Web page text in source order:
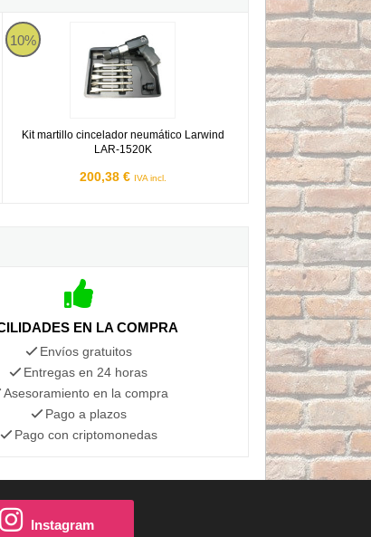
10%
Kit martillo cincelador neumático Larwind
LAR-1520K
200,38 € IVA incl.
Larwind LAR-1520K
EN LA COMPRA
Envíos gratuitos
Entregas en 24 horas
Asesoramiento en la compra
Pago a plazos
Pago con criptomonedas
Instagram